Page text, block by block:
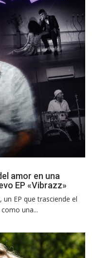
amor en una
EP «Vibrazz»
un EP que trasciende el
una...